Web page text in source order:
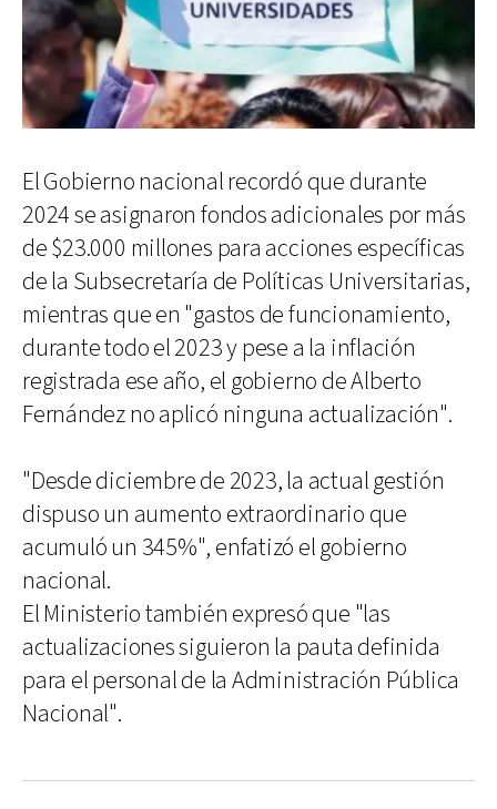
El Gobierno nacional recordó que durante
2024 se asignaron fondos adicionales por más
de $23.000 millones para acciones específicas
de la Subsecretaría de Políticas Universitarias,
mientras que en "gastos de funcionamiento,
durante todo el 2023 y pese a la inflación
registrada ese año, el gobierno de Alberto
Fernández no aplicó ninguna actualización".
"Desde diciembre de 2023, la actual gestión
dispuso un aumento extraordinario que
acumuló un 345%", enfatizó el gobierno
nacional.
El Ministerio también expresó que "las
actualizaciones siguieron la pauta definida
para el personal de la Administración Pública
Nacional".